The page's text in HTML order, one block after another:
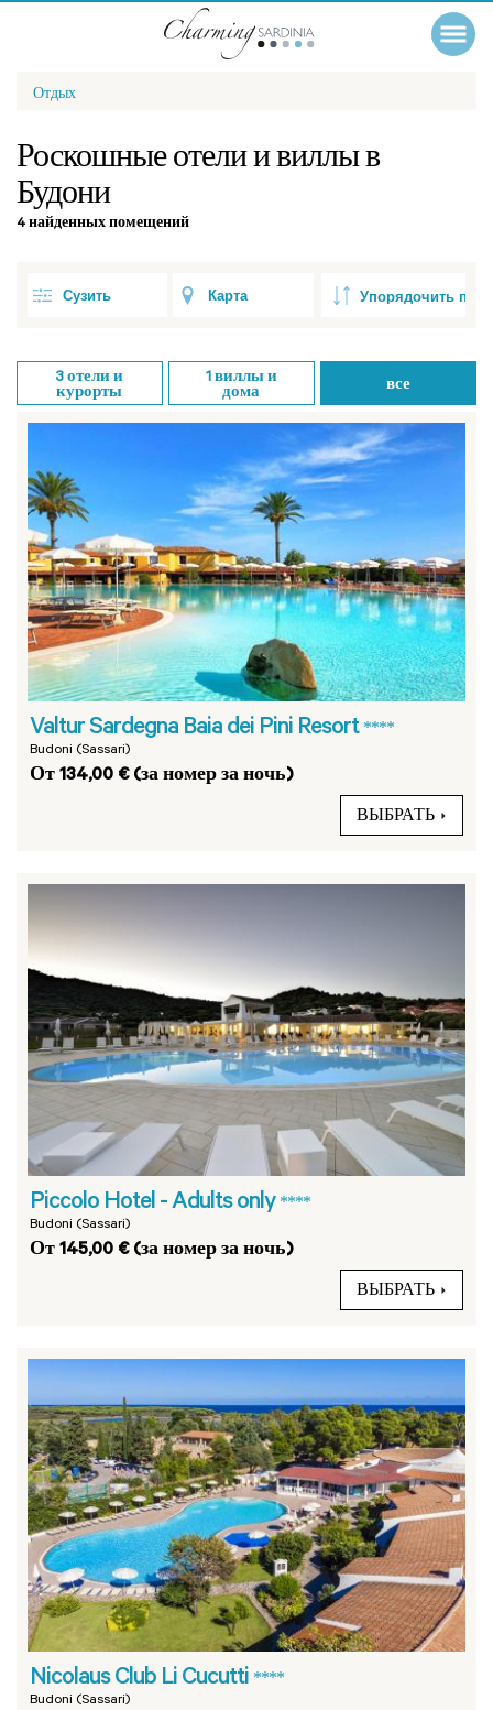
Отдых
Роскошные отели и виллы в
Будони
4 найденных помещений
Сузить Карта
3отели и
курорты
1виллы и
дома
все
Valtur Sardegna Baia dei Pini Resort ****
Budoni (Sassari)
От 134,00 € (за номер за ночь)
ВЫБРАТЬ
Piccolo Hotel - Adults only ****
Budoni (Sassari)
От 145,00 € (за номер за ночь)
ВЫБРАТЬ
Nicolaus Club Li Cucutti ****
Budoni (Sassari)